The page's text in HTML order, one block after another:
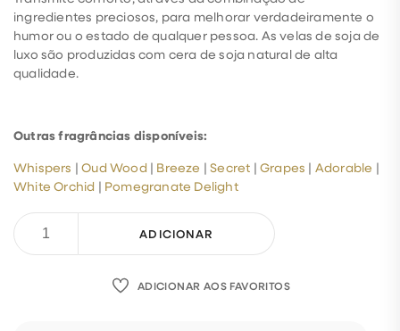
ingredientes preciosos, para melhorar verdadeiramente o
humor ou o estado de qualquer pessoa. As velas de soja de
luxo são produzidas com cera de soja natural de alta
qualidade.
Outras fragrâncias disponíveis:
Whispers |Oud Wood | Breeze |Secret |Grapes | Adorable |
White Orchid | Pomegranate Delight
ADICIONAR
ADICIONAR AOS FAVORITOS